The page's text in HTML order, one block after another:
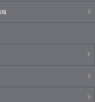
報